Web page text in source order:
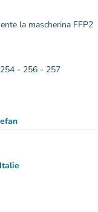
la mascherina FFP2
- 256 - 257